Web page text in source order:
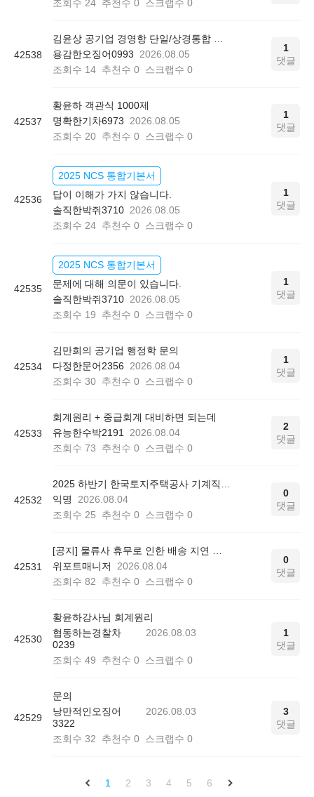
조회수 24 추천수 0 스크랩수 0
42538
용감한오징어0993
2026.08.05
조회수 14 추천수 0 스크랩수 0
1
댓글
42537
황윤하 객관식 1000제
명확한기차6973
2026.08.05
조회수 20 추천수 0 스크랩수 0
1
댓글
42536
2025 NCS 통합기본서
답이 이해가 가지 않습니다.
솔직한박쥐3710 2026.08.05
조회수 24 추천수 0 스크랩수 0
1
댓글
42535
2025 NCS 통합기본서
문제에 대해 의문이 있습니다.
솔직한박쥐3710 2026.08.05
조회수 19 추천수 0 스크랩수 0
1
댓글
42534
김만희의 공기업 행정학 문의
다정한문어2356
2026.08.04
조회수 30 추천수 0 스크랩수 0
1
댓글
42533
회계원리 + 중급회계 대비하면 되는데
유능한수박2191
2026.08.04
조회수 73 추천수 0 스크랩수 0
2
댓글
42532
익명
2026.08.04
조회수 25 추천수 0 스크랩수 0
0
댓글
42531
위포트매니저
2026.08.04
조회수 82 추천수 0 스크랩수 0
0
댓글
42530
황윤하강사님 회계원리
협동하는경찰차
0239
2026.08.03
조회수 49 추천수 0 스크랩수 0
1
댓글
42529
문의
낭만적인오징어
3322
2026.08.03
조회수 32 추천수 0 스크랩수 0
3
댓글
1 2 3 4 5 6